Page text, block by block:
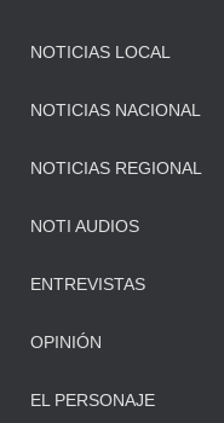
NOTICIAS LOCAL
NOTICIAS NACIONAL
NOTICIAS REGIONAL
NOTI AUDIOS
ENTREVISTAS
OPINIÓN
EL PERSONAJE